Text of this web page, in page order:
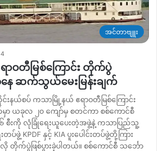
အင်တာဗျူး
ဝတီမြစ်ကြောင်း တိုက်ပွဲ
ေ ဆက်သွယ်မေးမြန်းချက်
းနယ်စပ် ကသာမြို့နယ် ဧရာဝတီမြစ်ကြောင်း
ာ ယခုလ ၂၀ ကျော်မှ စတင်ကာ စစ်ကောင်စီ
၆ စီးကို လုံခြုံရေးယူပေးတဲ့အဖွဲ့နဲ့ ကသာပြည်သူ့
ဖွဲ့ KPDF နှင့် KIA ပူးပေါင်းတပ်ဖွဲ့တို့ကြား
တိုက်ပွဲဖြစ်ပွားခဲ့ပါတယ်။ စစ်ကောင်စီ သင်္ဘော